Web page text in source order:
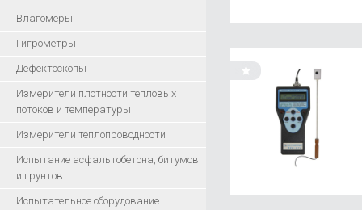
Влагомеры
Гигрометры
Дефектоскопы
Измерители плотности тепловых
потоков и температуры
Измерители теплопроводности
Испытание асфальтобетона, битумов
и грунтов
Испытательное оборудование